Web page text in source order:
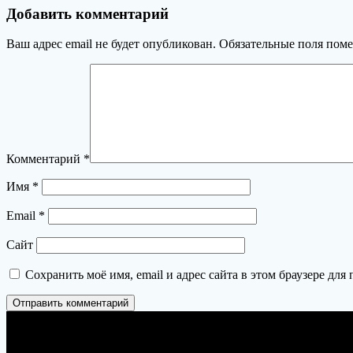
по
записям
Добавить комментарий
Ваш адрес email не будет опубликован. Обязательные поля
Комментарий *
Имя *
Email *
Сайт
Сохранить моё имя, email и адрес сайта в этом браузере